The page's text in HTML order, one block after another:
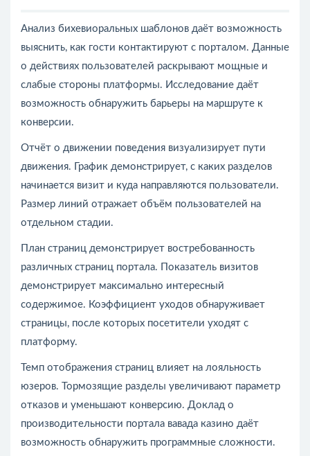
Анализ бихевиоральных шаблонов даёт возможность
выяснить, как гости контактируют с порталом. Данные
о действиях пользователей раскрывают мощные и
слабые стороны платформы. Исследование даёт
возможность обнаружить барьеры на маршруте к
конверсии.
Отчёт о движении поведения визуализирует пути
движения. График демонстрирует, с каких разделов
начинается визит и куда направляются пользователи.
Размер линий отражает объём пользователей на
отдельном стадии.
План страниц демонстрирует востребованность
различных страниц портала. Показатель визитов
демонстрирует максимально интересный
содержимое. Коэффициент уходов обнаруживает
страницы, после которых посетители уходят с
платформу.
Темп отображения страниц влияет на лояльность
юзеров. Тормозящие разделы увеличивают параметр
отказов и уменьшают конверсию. Доклад о
производительности портала вавада казино даёт
возможность обнаружить программные сложности.